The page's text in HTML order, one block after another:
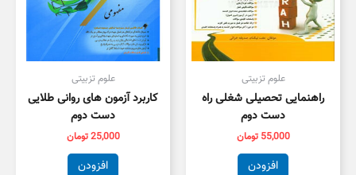
علوم تزبیتی
راهنمایی تحصیلی شغلی راه
دست دوم
55,000 تومان
افزودن
علوم تزبیتی
کاربرد آزمون های روانی طلایی
دست دوم
25,000تومان
افزودن